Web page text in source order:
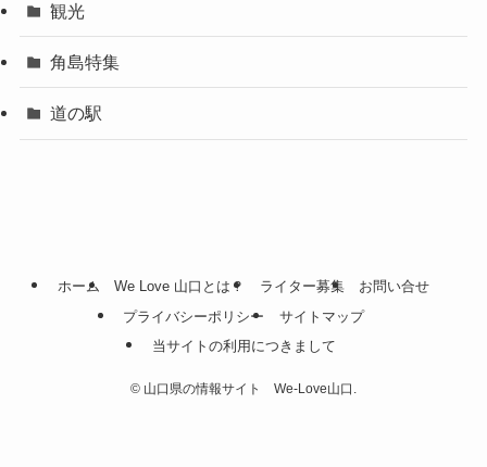
観光
角島特集
道の駅
ホーム We Love 山口とは？ ライター募集
お問い合せ
プライバシーポリシー
サイトマップ
当サイトの利用につきまして
© 山口県の情報サイト We-Love山口.